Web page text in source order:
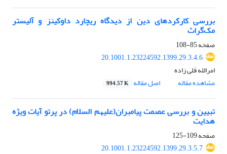
بررسی کارکردهای دین از دیدگاه ریچارد داوکینز و آلیستر
مک‌گراث
صفحه85-108
20.1001.1.23224592.1399.29.3.4.6
امرالله قلی زاده
مشاهده مقاله
اصل مقاله 994.57 K
تبیین و بررسی عصمت پیامبران(علیهم السلام) در پرتو آیات ویژه
هدایت
صفحه109-125
20.1001.1.23224592.1399.29.3.5.7